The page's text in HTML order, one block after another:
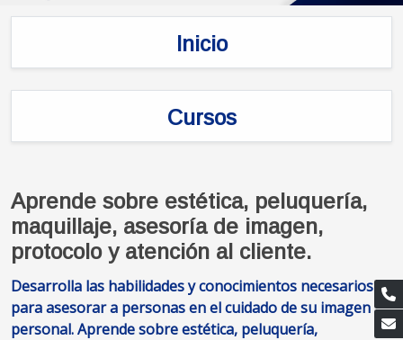
Inicio
Cursos
Aprende sobre estética, peluquería,
maquillaje, asesoría de imagen,
protocolo y atención al cliente.
Desarrolla las habilidades y conocimientos necesarios
para asesorar a personas en el cuidado de su imagen
personal. Aprende sobre estética, peluquería,